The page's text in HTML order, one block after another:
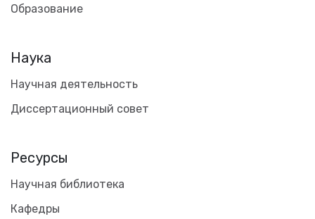
Образование
Наука
Научная деятельность
Диссертационный совет
Ресурсы
Научная библиотека
Кафедры